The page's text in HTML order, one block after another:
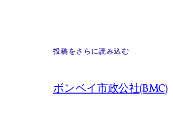
投稿をさらに読み込む
ボンベイ市政公社(BMC)